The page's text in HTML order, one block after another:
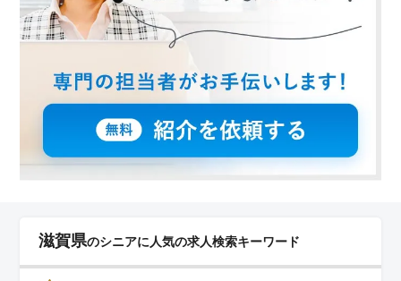
滋賀県のシニアに人気の求人検索キーワード